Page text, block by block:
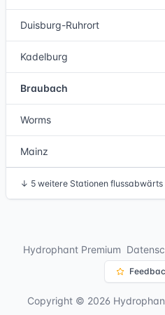
Duisburg-Ruhrort
Kadelburg
Braubach
Worms
Mainz
↓ 5 weitere Stationen flussabwärts
Hydrophant Premium
Copyright © 2026